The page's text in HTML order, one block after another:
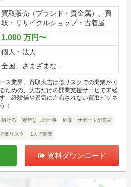
買取販売（ブランド・貴金属）、買
取・リサイクルショップ・古着屋
1,000 万円〜
個人・法人
全国、さまざまな...
ス業界。買取大吉は低リスクでの開業が可
ための、大吉だけの開業支援サービで未経
。経験値や景気に左右されない買取ビジネ
！
せる 定年なしの仕事 研修・サポートが充実
低リスク 1人で開業
資料ダウンロード